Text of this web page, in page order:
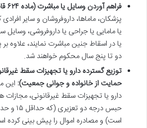
فراهم آوردن وسایل یا مباشرت (ماده ۶۲۴ قانون مجازات اسلامی):
پزشکان، ماماها، داروفروشان و سایر
یا مامایی یا جراحی یا داروفروشی، وسایل
یا در اسقاط جنین مباشرت نمایند، علاوه
دو تا پنج سال محکوم خواهند شد.
حمایت از خانواده و جوانی جمعیت): این
دارو یا تجهیزات سقط غیرقانونی،
است) و مصادره اموال را پیش بینی کرده